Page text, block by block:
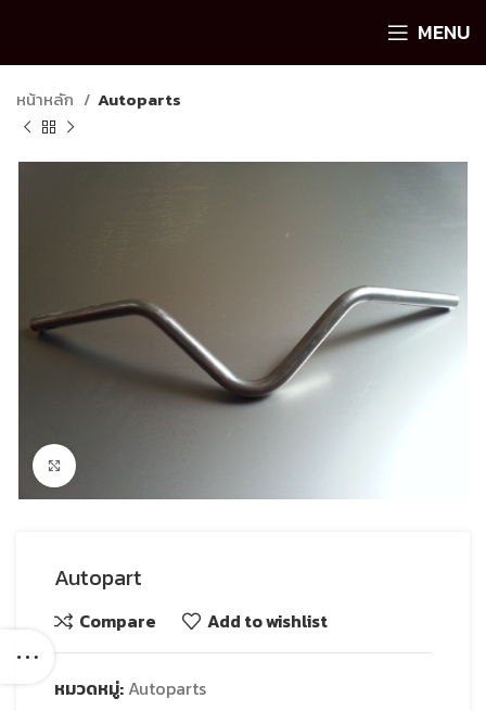
MENU
หน้าหลัก Autoparts
Autopart
Compare Add to wishlist
หมวดหมู่: Autoparts